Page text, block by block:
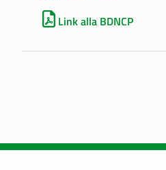
Link alla BDNCP